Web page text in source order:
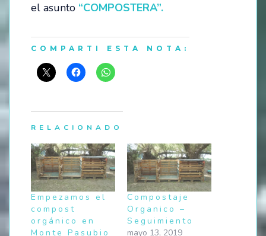
el asunto “COMPOSTERA”.
COMPARTI ESTA NOTA:
RELACIONADO
Empezamos el
compost
orgánico en
Monte Pasubio
Compostaje
Organico –
Seguimiento
mayo 13, 2019